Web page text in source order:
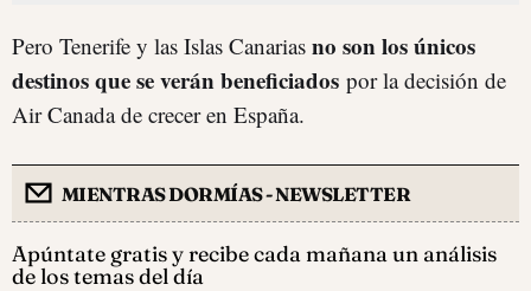
Pero Tenerife y las Islas Canarias no son los únicos
destinos que se verán beneficiados por la decisión de
Air Canada de crecer en España.
MIENTRAS DORMÍAS - NEWSLETTER
Apúntate gratis y recibe cada mañana un análisis
de los temas del día